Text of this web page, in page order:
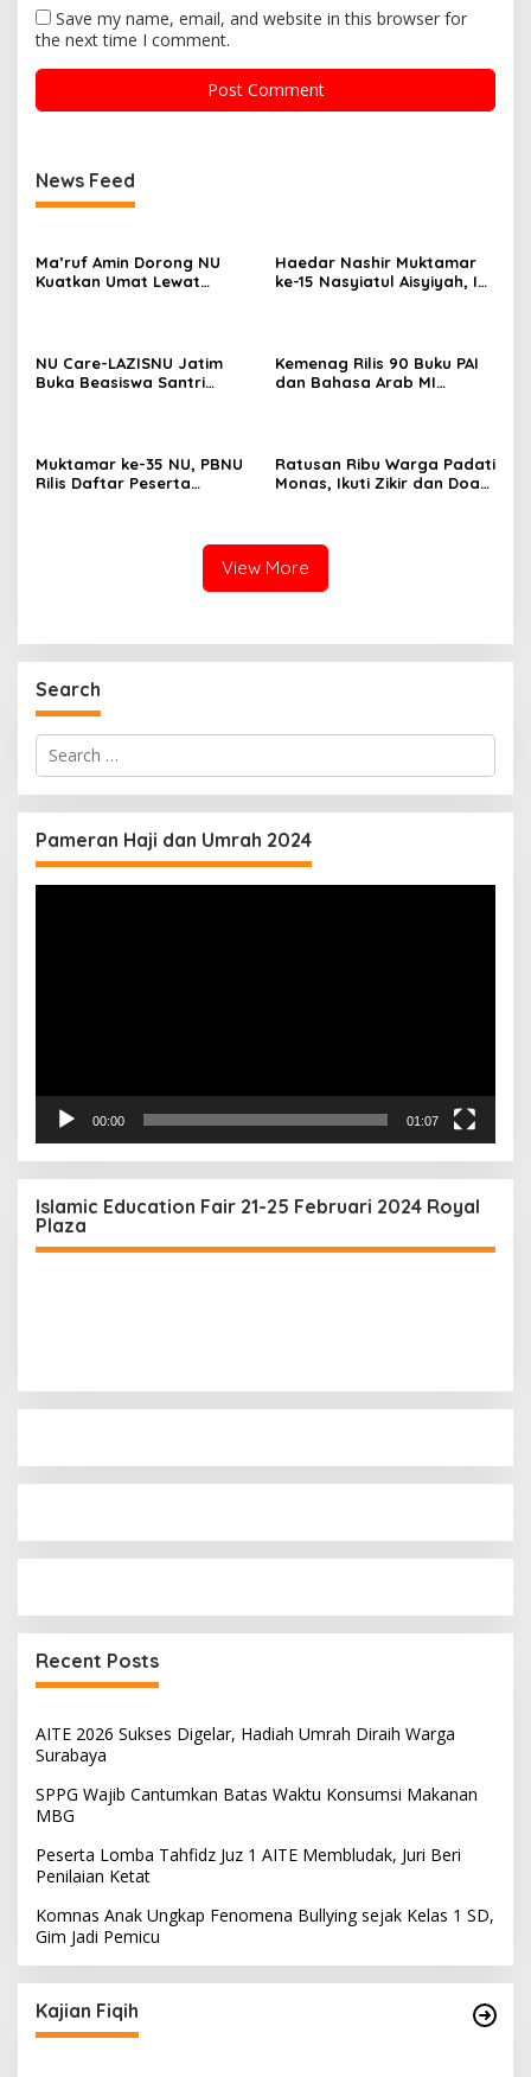
Save my name, email, and website in this browser for
the next time I comment.
News Feed
Ma’ruf Amin Dorong NU
Kuatkan Umat Lewat
Haedar Nashir Muktamar
ke-15 Nasyiatul Aisyiyah, Ini
NU Care-LAZISNU Jatim
Buka Beasiswa Santri
Kemenag Rilis 90 Buku PAI
dan Bahasa Arab MI
Muktamar ke-35 NU, PBNU
Rilis Daftar Peserta
Ratusan Ribu Warga Padati
Monas, Ikuti Zikir dan Doa
View More
Search
Search
for:
Pameran Haji dan Umrah 2024
00:00 01:07
Islamic Education Fair 21-25 Februari 2024 Royal
Plaza
Recent Posts
AITE 2026 Sukses Digelar, Hadiah Umrah Diraih Warga
Surabaya
SPPG Wajib Cantumkan Batas Waktu Konsumsi Makanan
MBG
Peserta Lomba Tahfidz Juz 1 AITE Membludak, Juri Beri
Penilaian Ketat
Komnas Anak Ungkap Fenomena Bullying sejak Kelas 1 SD,
Gim Jadi Pemicu
Kajian Fiqih